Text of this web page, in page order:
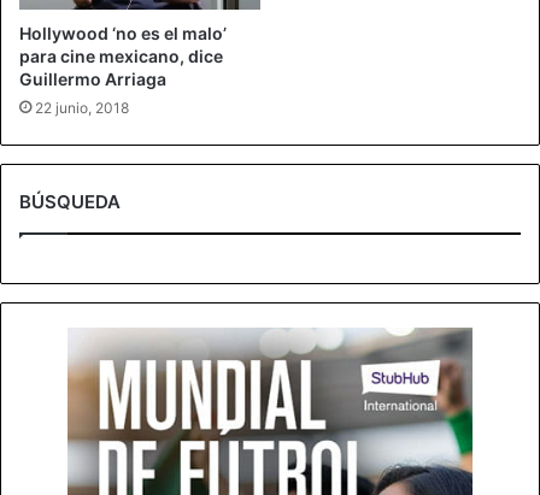
Hollywood ‘no es el malo’
para cine mexicano, dice
Guillermo Arriaga
22 junio, 2018
BÚSQUEDA